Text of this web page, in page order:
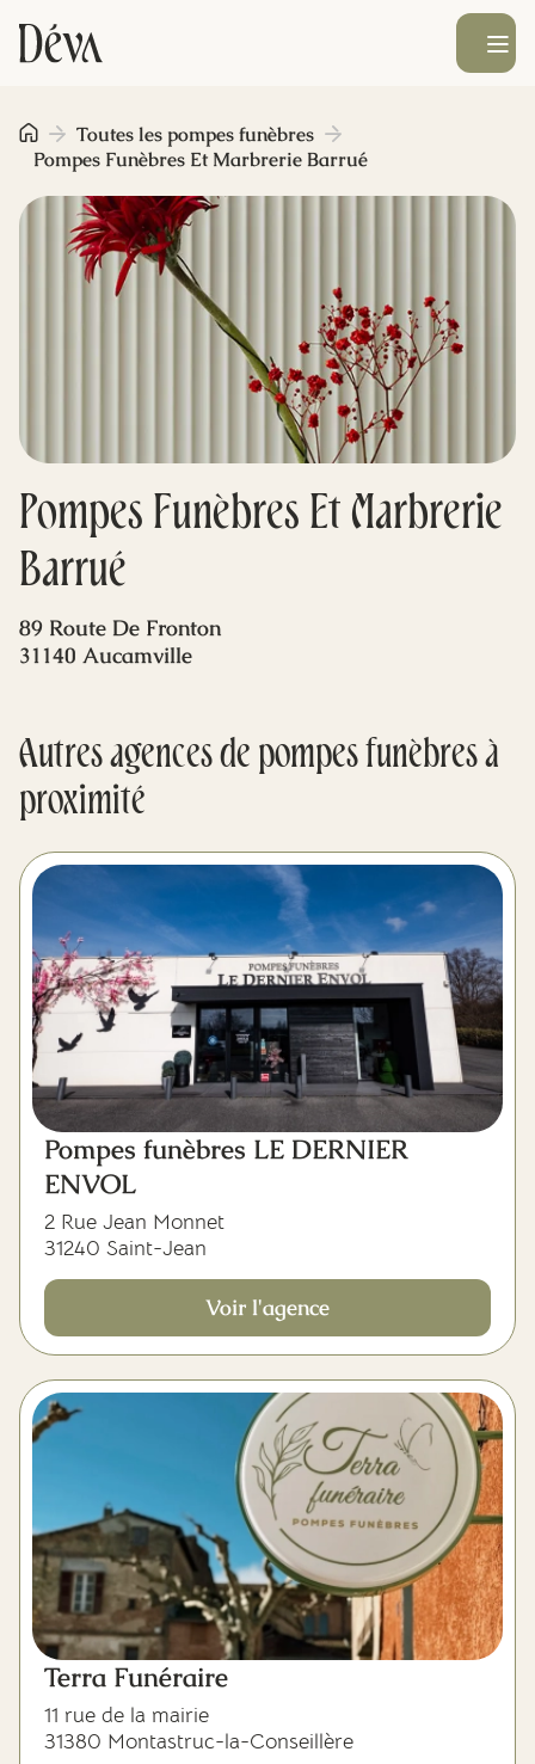
Obsèques
Prévoyance
Monument funéraire
Livraison de fleurs
Blog
Ouvrir le
Pompes Funèbres Et Marbrerie
Barrué
Toutes les pompes funèbres
Pompes Funèbres Et Marbrerie Barrué
89 Route De Fronton
31140 Aucamville
Autres agences de pompes funèbres à
proximité
Pompes funèbres LE DERNIER
ENVOL
2 Rue Jean Monnet
31240 Saint-Jean
Voir l'agence
Terra Funéraire
11 rue de la mairie
31380 Montastruc-la-Conseillère